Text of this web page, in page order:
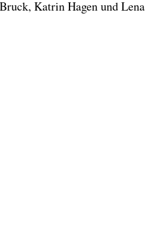
Katrin Hagen und Lena